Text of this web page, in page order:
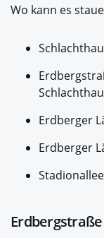
Wo kann es
Erdberger
Erdberger
Erdbergstraße